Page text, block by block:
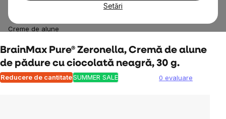
Setări
Creme de alune
BrainMax Pure® Zeronella, Cremă de alune
de pădure cu ciocolată neagră, 30 g.
Reducere de cantitateSUMMER SALE 0 evaluare